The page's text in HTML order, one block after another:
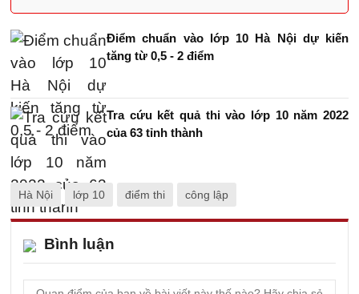
Điểm chuẩn vào lớp 10 Hà Nội dự kiến
tăng từ 0,5 - 2 điểm
Tra cứu kết quả thi vào lớp 10 năm 2022
của 63 tỉnh thành
Hà Nội lớp 10 điểm thi công lập
Bình luận